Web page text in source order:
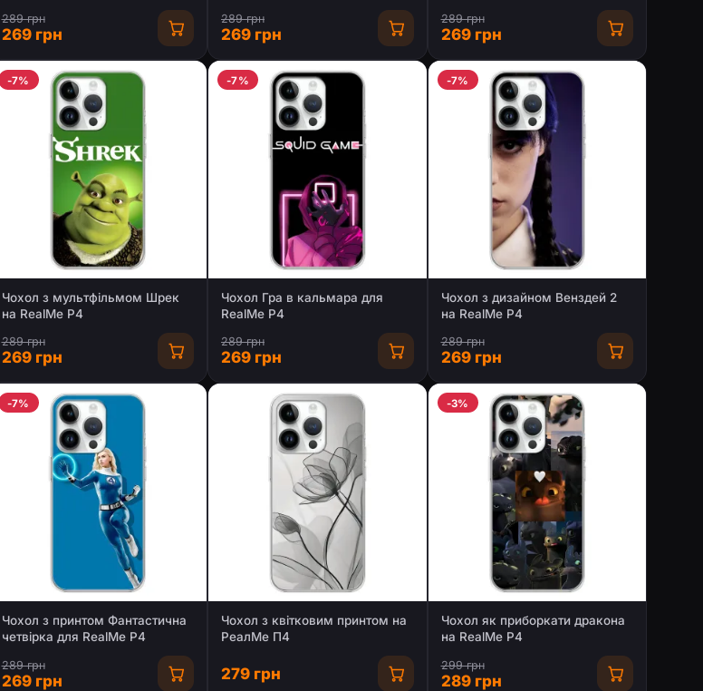
289 грн
269 грн
289 грн
269 грн
289 грн
269 грн
-7%
Чохол з мультфільмом Шрек
на RealMe P4
289 грн
269 грн
-7%
Чохол Гра в кальмара для
RealMe P4
289 грн
269 грн
-7%
Чохол з дизайном Венздей 2
на RealMe P4
289 грн
269 грн
-7%
Чохол з принтом Фантастична
четвірка для RealMe P4
289 грн
269 грн
Чохол з квітковим принтом на
РеалМе П4
279 грн
-3%
Чохол як приборкати дракона
на RealMe P4
299 грн
289 грн